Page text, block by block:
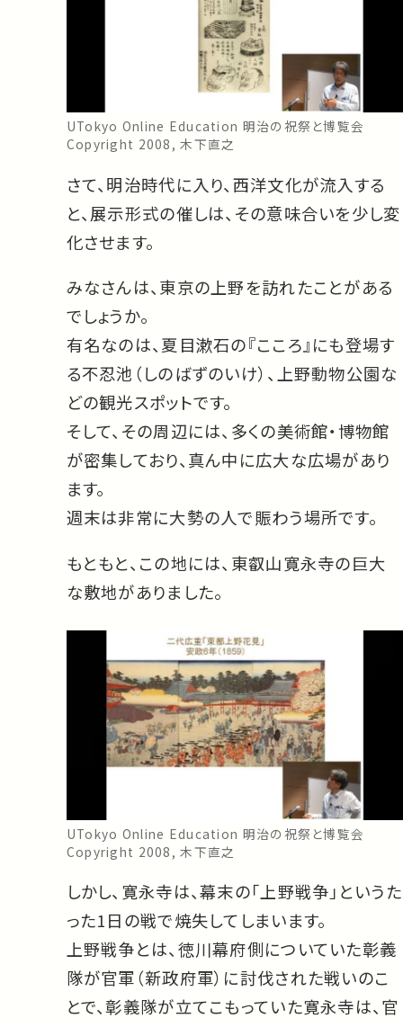
UTokyo Online Education 明治の祝祭と博覧会
Copyright 2008, 木下直之
さて、明治時代に入り、西洋文化が流入する
と、展示形式の催しは、その意味合いを少し変
化させます。
みなさんは、東京の上野を訪れたことがある
でしょうか。
有名なのは、夏目漱石の『こころ』にも登場す
る不忍池（しのばずのいけ）、上野動物公園な
どの観光スポットです。
そして、その周辺には、多くの美術館・博物館
が密集しており、真ん中に広大な広場があり
ます。
週末は非常に大勢の人で賑わう場所です。
もともと、この地には、東叡山寛永寺の巨大
な敷地がありました。
UTokyo Online Education 明治の祝祭と博覧会
Copyright 2008, 木下直之
しかし、寛永寺は、幕末の「上野戦争」というた
った1日の戦で焼失してしまいます。
上野戦争とは、徳川幕府側についていた彰義
隊が官軍（新政府軍）に討伐された戦いのこ
とで、彰義隊が立てこもっていた寛永寺は、官